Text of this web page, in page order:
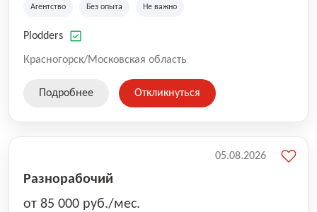
на рынке аутсорсинга, а накопленный опыт позволяют
оказываемых услуг.
Агентство Без опыта Не важно
Plodders
Красногорск/Московская область
Подробнее Откликнуться
Разнорабочий
от 85 000 руб./мес.
05.08.2026